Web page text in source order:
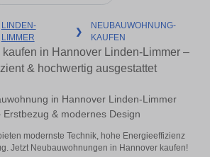
LINDEN-
LIMMER
❯
NEUBAUWOHNUNG-
KAUFEN
in Hannover Linden-Limmer –
& hochwertig ausgestattet
in Hannover Linden-Limmer
Erstbezug & modernes Design
modernste Technik, hohe Energieeffizienz
Jetzt Neubauwohnungen in Hannover kaufen!